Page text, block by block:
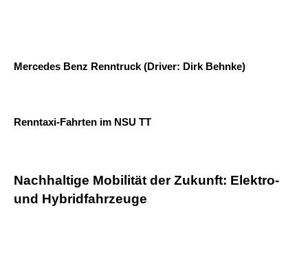
Mercedes Benz Renntruck (Driver: Dirk Behnke)
Renntaxi-Fahrten im NSU TT
Nachhaltige Mobilität der Zukunft: Elektro-
und Hybridfahrzeuge